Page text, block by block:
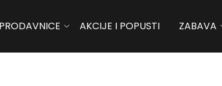
AKCIJE I POPUSTI ZABAVA